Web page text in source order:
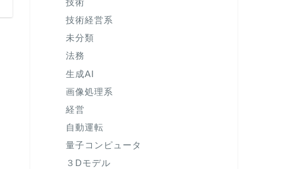
技術
技術経営系
未分類
法務
生成AI
画像処理系
経営
自動運転
量子コンピュータ
３Dモデル